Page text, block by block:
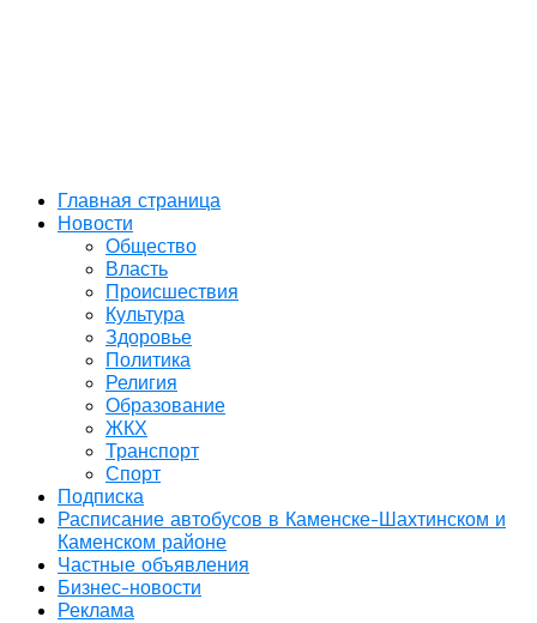
Главная страница
Новости
Общество
Власть
Происшествия
Культура
Здоровье
Политика
Религия
Образование
ЖКХ
Транспорт
Спорт
Подписка
Расписание автобусов в Каменске-Шахтинском и
Каменском районе
Частные объявления
Бизнес-новости
Реклама